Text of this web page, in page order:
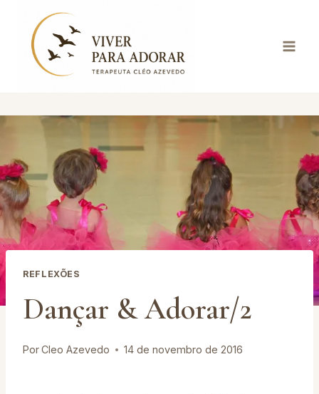
Conteúdo
REFLEXÕES
Dançar & Adorar/2
PorCleo Azevedo 14 de novembro de 2016